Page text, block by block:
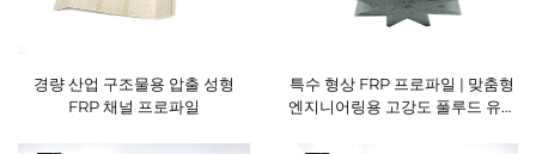
경량 산업 구조물용 압출 성형
FRP 채널 프로파일
특수 형상 FRP 프로파일 | 맞춤형
엔지니어링용 고강도 풀루드 유리